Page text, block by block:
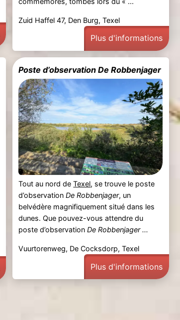
Zuid Haffel 47, Den Burg, Texel
Plus d'informations
Poste d’observation De Robbenjager
Tout au nord deTexel, se trouve le poste
d’observationDe Robbenjager, un
belvédère magnifiquement situé dans les
dunes. Que pouvez-vous attendre du
poste d’observationDe Robbenjager ...
Vuurtorenweg, De Cocksdorp, Texel
Plus d'informations